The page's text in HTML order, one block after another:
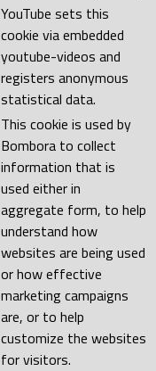
YouTube sets this
cookie via embedded
youtube-videos and
registers anonymous
statistical data.
This cookie is used by
Bombora to collect
information that is
used either in
aggregate form, to help
understand how
websites are being used
or how effective
marketing campaigns
are, or to help
customize the websites
for visitors.